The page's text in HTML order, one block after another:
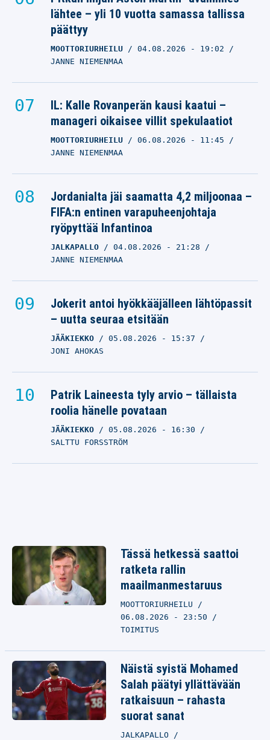
lähtee – yli 10 vuotta samassa tallissa
päättyy
MOOTTORIURHEILU 04.08.2026 - 19:02
JANNE NIEMENMAA
IL: Kalle Rovanperän kausi kaatui –
manageri oikaisee villit spekulaatiot
MOOTTORIURHEILU 06.08.2026 - 11:45
JANNE NIEMENMAA
Jordanialta jäi saamatta 4,2 miljoonaa –
FIFA:n entinen varapuheenjohtaja
ryöpyttää Infantinoa
JALKAPALLO 04.08.2026 - 21:28
JANNE NIEMENMAA
Jokerit antoi hyökkääjälleen lähtöpassit
– uutta seuraa etsitään
JÄÄKIEKKO 05.08.2026 - 15:37
JONI AHOKAS
Patrik Laineesta tyly arvio – tällaista
roolia hänelle povataan
JÄÄKIEKKO 05.08.2026 - 16:30
SALTTU FORSSTRÖM
Tässä hetkessä saattoi
ratketa rallin
maailmanmestaruus
MOOTTORIURHEILU
06.08.2026 - 23:50
TOIMITUS
Näistä syistä Mohamed
Salah päätyi yllättävään
ratkaisuun – rahasta
suorat sanat
JALKAPALLO